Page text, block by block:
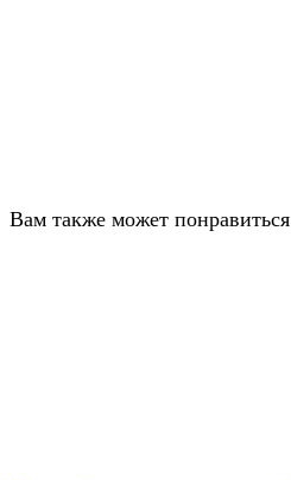
Вам также может понравиться